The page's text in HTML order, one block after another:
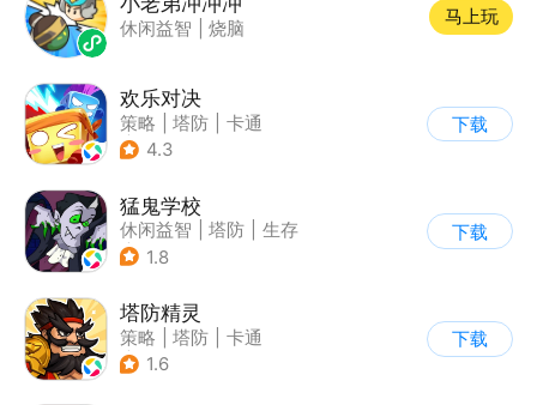
休闲益智 烧脑
马上玩
欢乐对决
策略 塔防
卡通
| 卡牌
4.3
下载
猛鬼学校
休闲益智 塔防
生存
| 暗黑
1.8
下载
塔防精灵
策略 塔防
卡通
| 自走棋
1.6
下载